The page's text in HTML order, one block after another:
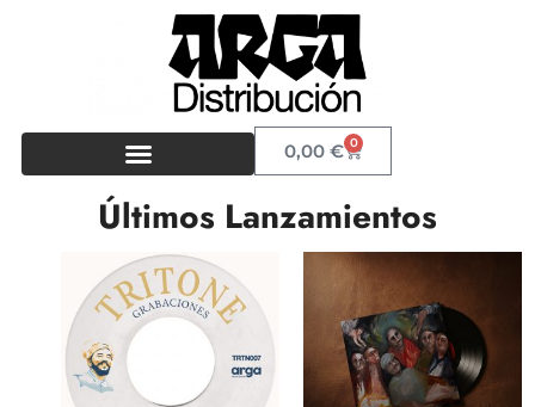
0,00€ 0
Últimos Lanzamientos